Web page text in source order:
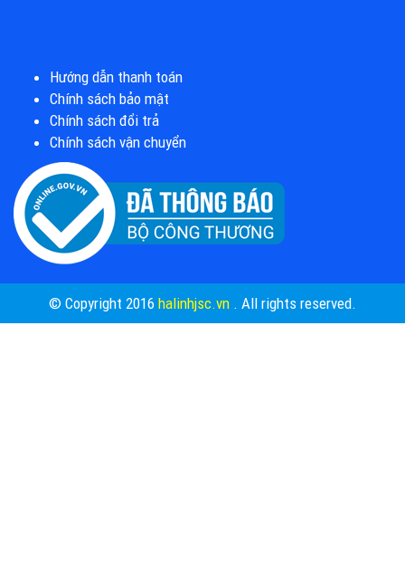
Hướng dẫn thanh toán
Chính sách bảo mật
Chính sách đổi trả
Chính sách vận chuyển
© Copyright 2016 halinhjsc.vn . All rights reserved.